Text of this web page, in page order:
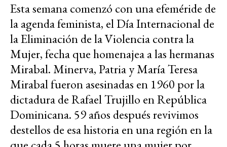
Esta semana comenzó con una efeméride de
la agenda feminista, el Día Internacional de
la Eliminación de la Violencia contra la
Mujer, fecha que homenajea a las hermanas
Mirabal. Minerva, Patria y María Teresa
Mirabal fueron asesinadas en 1960 por la
dictadura de Rafael Trujillo en República
Dominicana. 59 años después revivimos
destellos de esa historia en una región en la